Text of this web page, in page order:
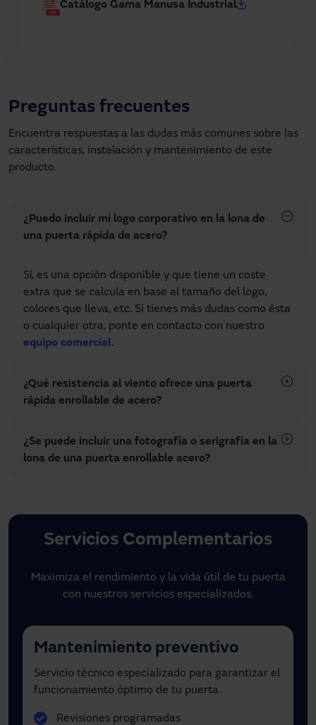
Catálogo Gama Manusa Industrial
Preguntas frecuentes
Encuentra respuestas a las dudas más comunes sobre las
características, instalación y mantenimiento de este
producto.
¿Puedo incluir mi logo corporativo en la lona de
una puerta rápida de acero?
Sí, es una opción disponible y que tiene un coste
extra que se calcula en base al tamaño del logo,
colores que lleva, etc. Si tienes más dudas como ésta
o cualquier otra, ponte en contacto con nuestro
equipo comercial.
¿Qué resistencia al viento ofrece una puerta
rápida enrollable de acero?
¿Se puede incluir una fotografía o serigrafía en la
lona de una puerta enrollable acero?
Servicios Complementarios
Maximiza el rendimiento y la vida útil de tu puerta
con nuestros servicios especializados.
Mantenimiento preventivo
Servicio técnico especializado para garantizar el
funcionamiento óptimo de tu puerta.
Revisiones programadas